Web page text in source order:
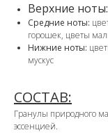
Верхние ноты:
Средние ноты:
горошек, цветы
Нижние ноты:
мускус
СОСТАВ:
Гранулы природного
эссенцией.